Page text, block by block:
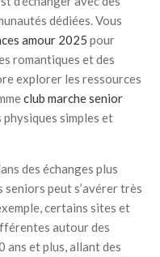
dédiées. Vous
amour 2025 pour
romantiques et des
explorer les ressources
club marche senior
simples et
des échanges plus
seniors peut s’avérer très
certains sites et
autour des
ans et plus, allant des